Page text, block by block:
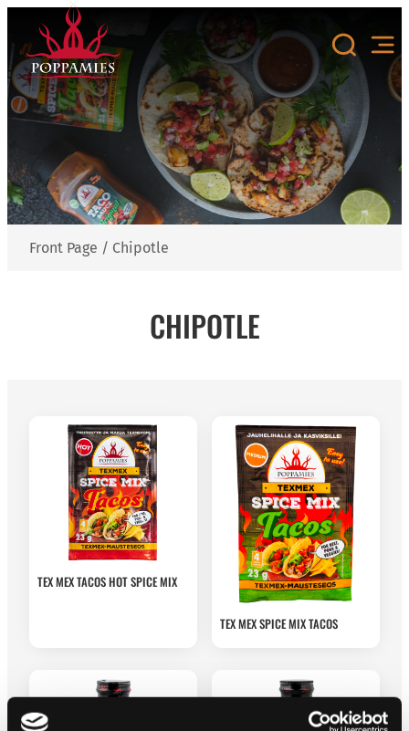
content
Front Page / Chipotle
CHIPOTLE
TEX MEX TACOS HOT SPICE MIX
TEX MEX SPICE MIX TACOS